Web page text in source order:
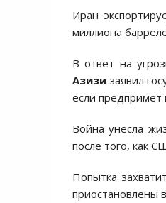
Иран
миллиона
В ответ на
Азизизаявил
если предпримет
Война унесла
после того, как
Попытка
приостановлены